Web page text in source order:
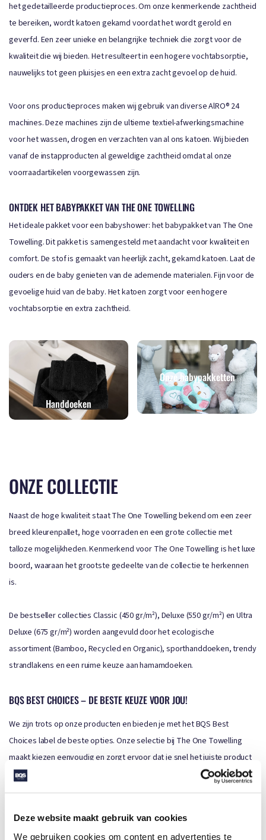
Deze website maakt gebruik van cookies
We gebruiken cookies om content en advertenties te
het gedetailleerde productieproces. Om onze kenmerkende zachtheid
te bereiken, wordt katoen gekamd voordat het wordt gerold en
geverfd. Een zeer unieke en belangrijke techniek die zorgt voor de
kwaliteit die wij bieden. Het resulteert in een hogere vochtabsorptie,
nauwelijks tot geen pluisjes en een extra zacht gevoel op de huid.
Voor ons productieproces maken wij gebruik van diverse AlRO® 24
machines. Deze machines zijn de ultieme textiel-afwerkingsmachine
voor het wassen, drogen en verzachten van al ons katoen. Wij bieden
vanaf de instapproducten al geweldige zachtheid omdat al onze
voorraadartikelen voorgewassen zijn.
ONTDEK HET BABYPAKKET VAN THE ONE TOWELLING
Het ideale pakket voor een babyshower: het babypakket van The One
Towelling. Dit pakket is samengesteld met aandacht voor kwaliteit en
comfort. De stof is gemaakt van heerlijk zacht, gekamd katoen. Laat de
ouders en de baby genieten van de ademende materialen. Fijn voor de
gevoelige huid van de baby. Het katoen zorgt voor een hogere
vochtabsorptie en extra zachtheid.
Handdoeken
Onze babypakketten
ONZE COLLECTIE
Naast de hoge kwaliteit staat The One Towelling bekend om een zeer
breed kleurenpallet, hoge voorraden en een grote collectie met
talloze mogelijkheden. Kenmerkend voor The One Towelling is het luxe
boord, waaraan het grootste gedeelte van de collectie te herkennen
is.
De bestseller collecties Classic (450 gr/m²), Deluxe (550 gr/m²) en Ultra
Deluxe (675 gr/m²) worden aangevuld door het ecologische
assortiment (Bamboo, Recycled en Organic), sporthanddoeken, trendy
strandlakens en een ruime keuze aan hamamdoeken.
BQS BEST CHOICES – DE BESTE KEUZE VOOR JOU!
We zijn trots op onze producten en bieden je met het BQS Best
Choices label de beste opties. Onze selectie bij The One Towelling
maakt kiezen eenvoudig en zorgt ervoor dat je snel het juiste product
vindt. Zo weet je zeker dat je altijd de beste keuze maakt! Hieronder
vind je de The One Towelling BQS Best Choices collecties: Bamboo,